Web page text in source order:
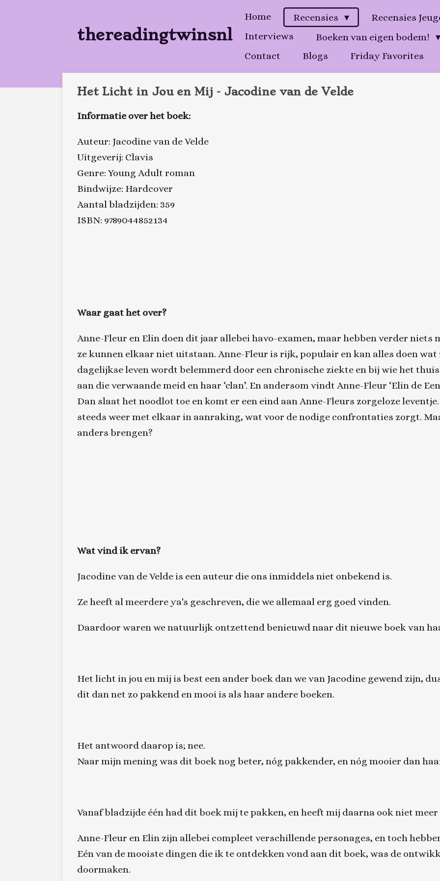
hoofdinhoud
thereadingtwinsnl
Home Recensies
Recensies
Interviews
Boeken van eigen bodem!
Contact
Blogs Friday Favorites
Het Licht in Jou en Mij - Jacodine van de Velde
Informatie over het boek:
Auteur: Jacodine van de Velde
Uitgeverij: Clavis
Genre: Young Adult roman
Bindwijze: Hardcover
Aantal bladzijden: 359
ISBN: 9789044852134
Waar gaat het over?
Anne-Fleur en Elin doen dit jaar allebei havo-examen, maar hebben verder niets
ze kunnen elkaar niet uitstaan. Anne-Fleur is rijk, populair en kan alles doen wat
dagelijkse leven wordt belemmerd door een chronische ziekte en bij wie het
aan die verwaande meid en haar ‘clan’. En andersom vindt Anne-Fleur ‘Elin de
Dan slaat het noodlot toe en komt er een eind aan Anne-Fleurs zorgeloze
steeds weer met elkaar in aanraking, wat voor de nodige confrontaties zorgt.
anders brengen?
Wat vind ik ervan?
Jacodine van de Velde is een auteur die ons inmiddels niet onbekend is.
Ze heeft al meerdere ya's geschreven, die we allemaal erg goed vinden.
Daardoor waren we natuurlijk ontzettend benieuwd naar dit nieuwe boek van
Het licht in jou en mij is best een ander boek dan we van Jacodine gewend zijn,
dit dan net zo pakkend en mooi is als haar andere boeken.
Het antwoord daarop is; nee.
Naar mijn mening was dit boek nog beter, nóg pakkender, en nóg mooier dan
Vanaf bladzijde één had dit boek mij te pakken, en heeft mij daarna ook niet
Anne-Fleur en Elin zijn allebei compleet verschillende personages, en toch
Eén van de mooiste dingen die ik te ontdekken vond aan dit boek, was de
doormaken.